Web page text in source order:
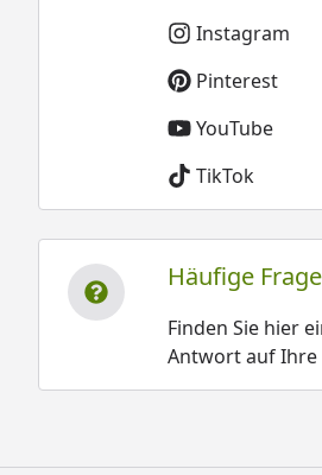
Instagram
Pinterest
YouTube
TikTok
Häufige
Finden Sie hier
Antwort auf Ihre